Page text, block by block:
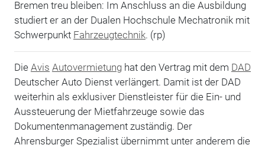
Bremen treu bleiben: Im Anschluss an die Ausbildung
studiert er an der Dualen Hochschule Mechatronik mit
Schwerpunkt Fahrzeugtechnik. (rp)
Die Avis Autovermietunghat den Vertrag mit dem DAD
Deutscher Auto Dienst verlängert. Damit ist der DAD
weiterhin als exklusiver Dienstleister für die Ein- und
Aussteuerung der Mietfahrzeuge sowie das
Dokumentenmanagement zuständig. Der
Ahrensburger Spezialist übernimmt unter anderem die